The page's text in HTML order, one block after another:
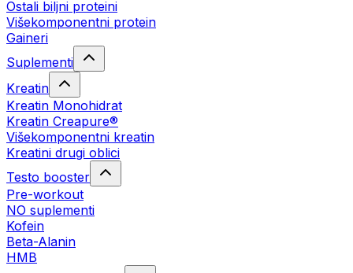
Ostali biljni proteini
Višekomponentni protein
Gaineri
Suplementi
Kreatin
Kreatin Monohidrat
Kreatin Creapure®
Višekomponentni kreatin
Kreatini drugi oblici
Testo booster
Pre-workout
NO suplementi
Kofein
Beta-Alanin
HMB